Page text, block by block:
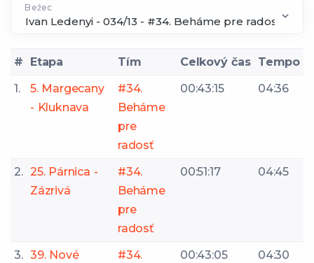
Bežec
# Etapa Tím Celkový čas Tempo
1.
5. Margecany
- Kluknava
#34.
Beháme
pre
radosť
00:43:15 04:36
2. 25. Párnica -
Zázrivá
#34.
Beháme
pre
radosť
00:51:17 04:45
3. 39. Nové
#34.
00:43:05 04:30